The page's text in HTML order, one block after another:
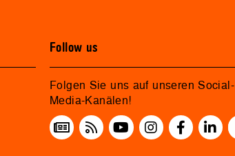
Follow us
Folgen Sie uns auf unseren Social-
Media-Kanälen!